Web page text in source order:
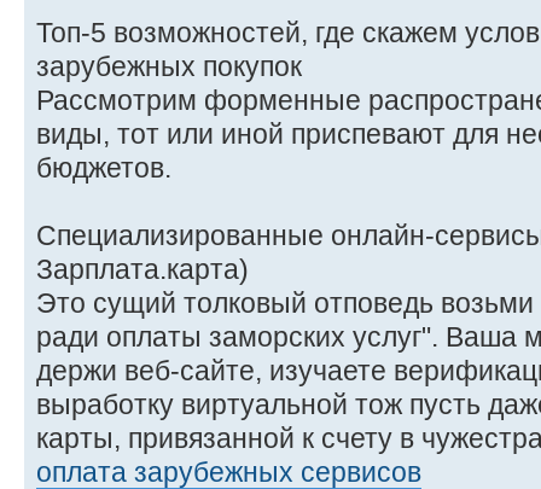
Топ-5 возможностей, где скажем
зарубежных покупок
Рассмотрим форменные
виды, тот или иной приспевают для
бюджетов.
Специализированные онлайн-
Зарплата.карта)
Это сущий толковый отповедь возьми
ради оплаты заморских услуг". Ваша
держи веб-сайте, изучаете
выработку виртуальной тож пусть
карты, привязанной к счету в
оплата зарубежных сервисов